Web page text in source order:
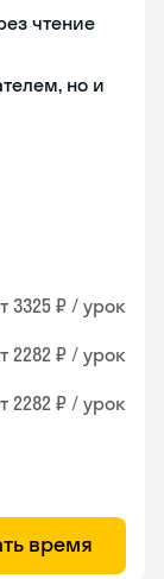
чтение
но и
3325 ₽ / урок
2282 ₽ / урок
2282 ₽ / урок
время